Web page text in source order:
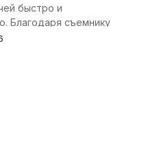
быстро и
Благодаря съемнику
лишних хлопот с